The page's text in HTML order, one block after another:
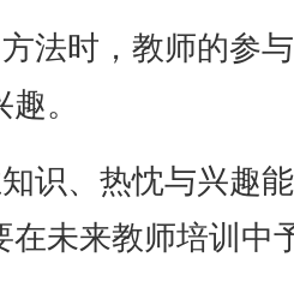
法时，教师的参
。
识、热忱与兴趣
在未来教师培训中